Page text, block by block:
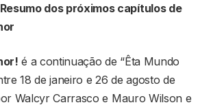
dos próximos capítulos de
é a continuação de “Êta Mundo
18 de janeiro e 26 de agosto de
Walcyr Carrasco e Mauro Wilson e